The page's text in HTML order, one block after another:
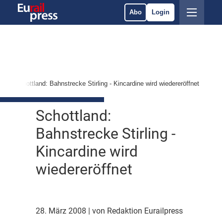
Abo Login
Schottland: Bahnstrecke Stirling - Kincardine wird wiedereröffnet
Schottland:
Bahnstrecke Stirling -
Kincardine wird
wiedereröffnet
28. März 2008 | von Redaktion Eurailpress